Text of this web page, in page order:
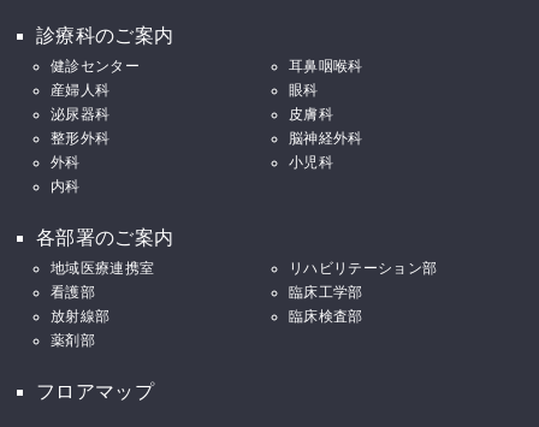
診療科のご案内
健診センター
耳鼻咽喉科
産婦人科
眼科
泌尿器科
皮膚科
整形外科
脳神経外科
外科
小児科
内科
各部署のご案内
地域医療連携室
リハビリテーション部
看護部
臨床工学部
放射線部
臨床検査部
薬剤部
フロアマップ